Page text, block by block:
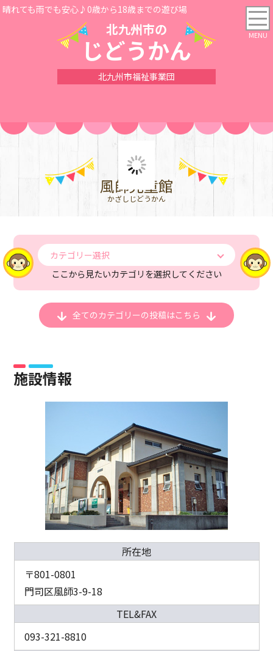
晴れても雨でも安心♪0歳から18歳までの遊び場
北九州市の
じどうかん
北九州市福祉事業団
風師児童館
かざしじどうかん
カテゴリー選択
ここから見たいカテゴリを選択してください
全てのカテゴリーの投稿はこちら
施設情報
所在地
〒801-0801
門司区風師3-9-18
TEL&FAX
093-321-8810